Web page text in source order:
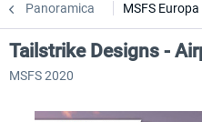
Panoramica MSFS Europa
Tailstrike Designs -
MSFS 2020